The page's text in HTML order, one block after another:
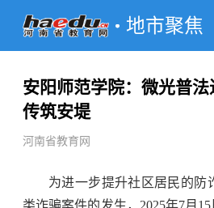
地市聚焦
安阳师范学院：微光普
传筑安堤
河南省教育网
为进一步提升社区居民的防
类诈骗案件的发生，2025年7月